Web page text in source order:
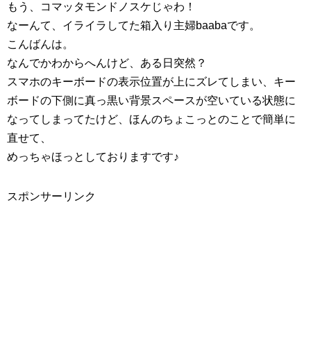
もう、コマッタモンドノスケじゃわ！
なーんて、イライラしてた箱入り主婦baabaです。
こんばんは。
なんでかわからへんけど、ある日突然？
スマホのキーボードの表示位置が上にズレてしまい、キー
ボードの下側に真っ黒い背景スペースが空いている状態に
なってしまってたけど、ほんのちょこっとのことで簡単に
直せて、
めっちゃほっとしておりますです♪
スポンサーリンク